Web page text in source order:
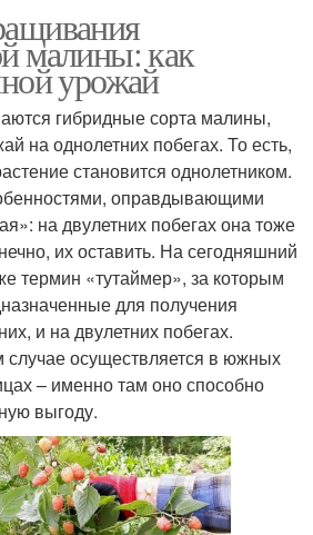
малины: как
урожай
гибридные сорта малины,
на однолетних побегах. То есть,
становится однолетником.
оправдывающими
на двулетних побегах она тоже
их оставить. На сегодняшний
термин «тутаймер», за которым
для получения
и на двулетних побегах.
осуществляется в южных
– именно там оно способно
выгоду.